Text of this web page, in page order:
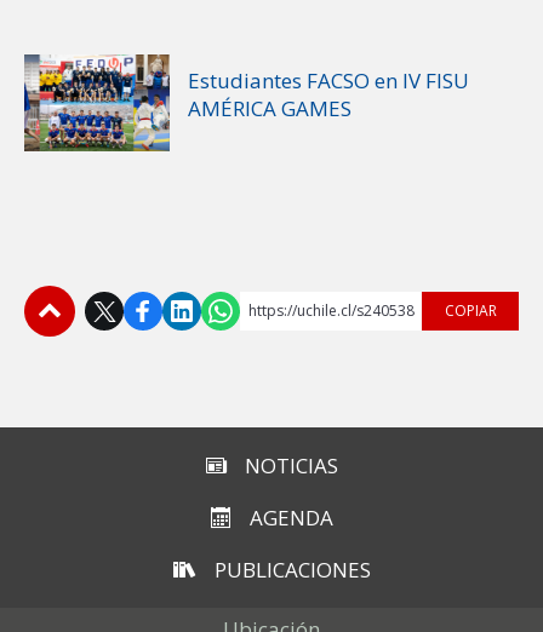
Estudiantes FACSO en IV FISU
AMÉRICA GAMES
https://uchile.cl/s240538 COPIAR
NOTICIAS
AGENDA
PUBLICACIONES